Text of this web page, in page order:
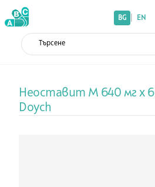
BG EN
Неоставит М 640 мг х
Doych